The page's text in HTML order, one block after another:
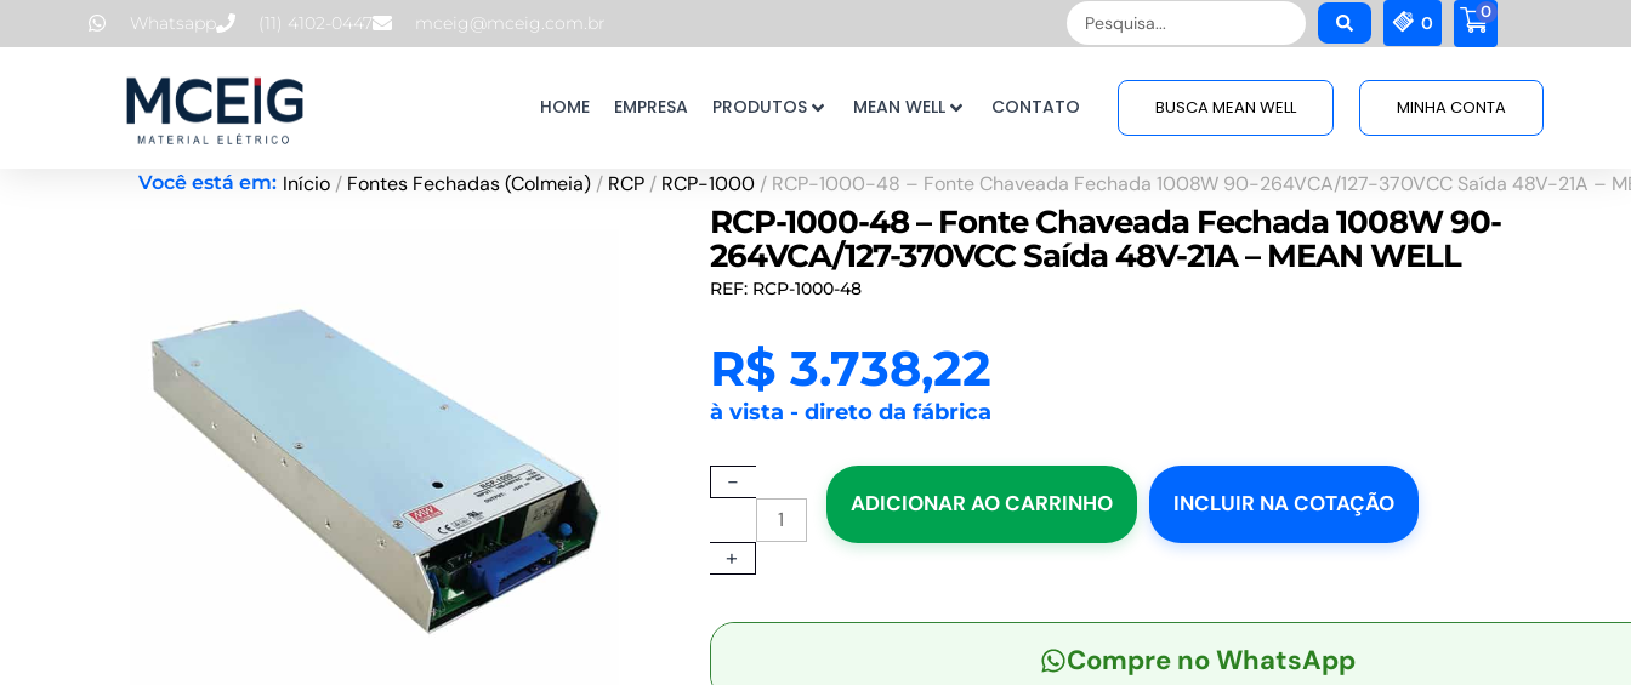
para
Whatsapp (11) 4102-0447 mceig@mceig.com.br
Pesquisar
...
0
0
HOME EMPRESA PRODUTOS MEAN WELL CONTATO BUSCA MEAN WELL MINHA CONTA
Você está em: Início / Fontes Fechadas (Colmeia) / RCP / RCP-1000 / RCP-1000-48 – Fonte Chaveada Fechada 1008W 90-264VCA/127-370VCC Saída 48V-21A –
RCP-1000-48 – Fonte Chaveada Fechada 1008W 90-
264VCA/127-370VCC Saída 48V-21A – MEAN WELL
REF: RCP-1000-48
R$ 3.738,22
à vista - direto da fábrica
-
RCP-
48
-
Chaveada
+
ADICIONAR AO CARRINHO INCLUIR NA COTAÇÃO
Compre no WhatsApp